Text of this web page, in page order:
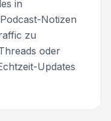
in
Notizen
zu
oder
Updates